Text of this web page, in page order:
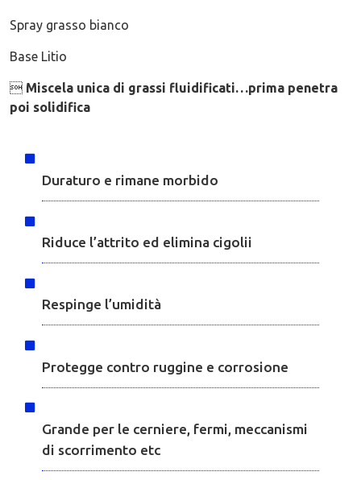
Spray grasso bianco
Base Litio
 Miscela unica di grassi fluidificati…prima penetra
poi solidifica
Duraturo e rimane morbido
Riduce l’attrito ed elimina cigolii
Respinge l’umidità
Protegge contro ruggine e corrosione
Grande per le cerniere, fermi, meccanismi
di scorrimento etc